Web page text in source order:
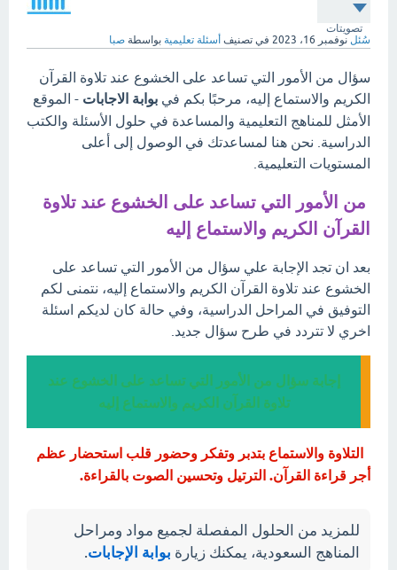
تصويتات
سُئل نوفمبر 16، 2023 في تصنيف أسئلة تعليمية بواسطة صبا
سؤال من الأمور التي تساعد على الخشوع عند تلاوة القرآن
الكريم والاستماع إليه، مرحبًا بكم في بوابة الاجابات - الموقع
الأمثل للمناهج التعليمية والمساعدة في حلول الأسئلة والكتب
الدراسية. نحن هنا لمساعدتك في الوصول إلى أعلى
المستويات التعليمية.
من الأمور التي تساعد على الخشوع عند تلاوة
القرآن الكريم والاستماع إليه
بعد ان تجد الإجابة علي سؤال من الأمور التي تساعد على
الخشوع عند تلاوة القرآن الكريم والاستماع إليه، نتمنى لكم
التوفيق في المراحل الدراسية، وفي حالة كان لديكم اسئلة
اخري لا تتردد في طرح سؤال جديد.
إجابة سؤال من الأمور التي تساعد على الخشوع عند
تلاوة القرآن الكريم والاستماع إليه
التلاوة والاستماع بتدبر وتفكر وحضور قلب استحضار عظم
أجر قراءة القرآن. الترتيل وتحسين الصوت بالقراءة.
للمزيد من الحلول المفصلة لجميع مواد ومراحل
المناهج السعودية، يمكنك زيارة بوابة الإجابات.